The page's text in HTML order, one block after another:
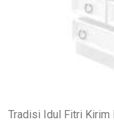
Tradisi Idul Fitri Kirim